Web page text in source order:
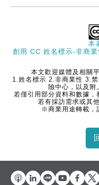
本
創用 CC 姓名標示-非商
本文歡迎媒體及相關
1.姓名標示 2.非商業性 3.
險中心，以及附
若僅引用部分資料和數據，
若有採訪需求或其
※商業用途轉載，